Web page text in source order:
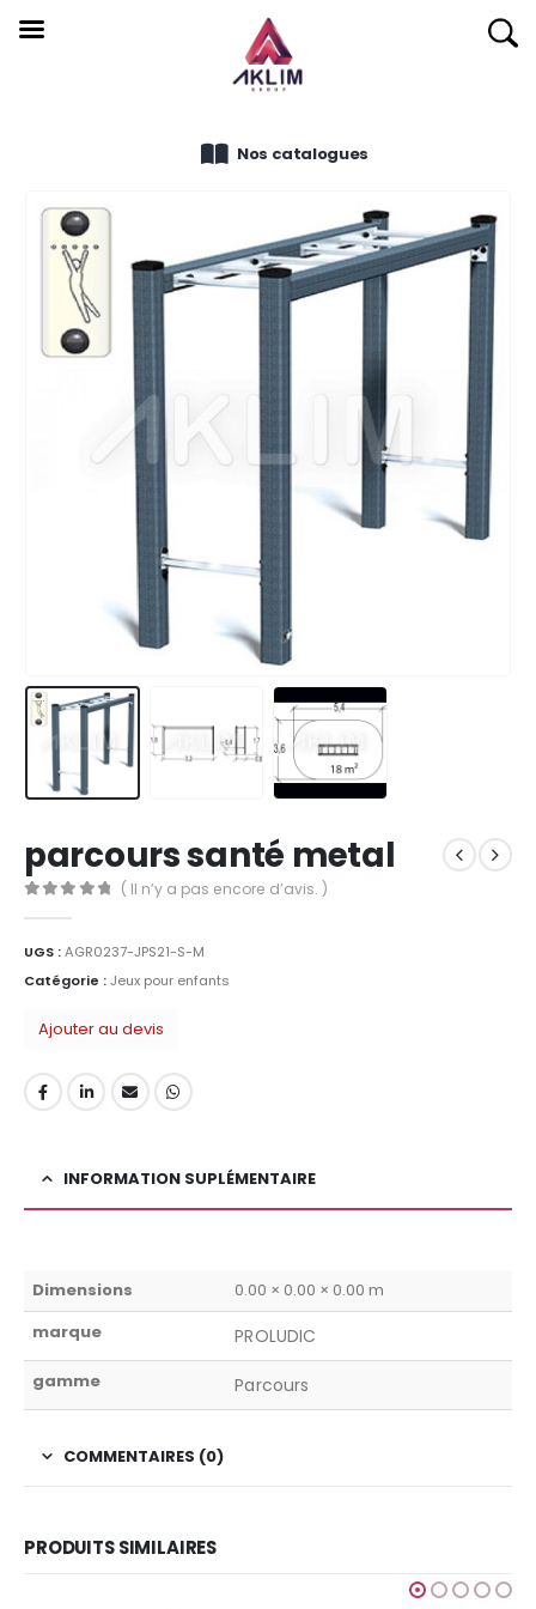
Nos catalogues
parcours santé metal
( Il n’y a pas encore d’avis. )
UGS :AGR0237-JPS21-S-M
Catégorie :Jeux pour enfants
Ajouter au devis
INFORMATION SUPLÉMENTAIRE
Dimensions
0.00 × 0.00 × 0.00 m
marque
PROLUDIC
gamme Parcours
COMMENTAIRES (0)
PRODUITS SIMILAIRES